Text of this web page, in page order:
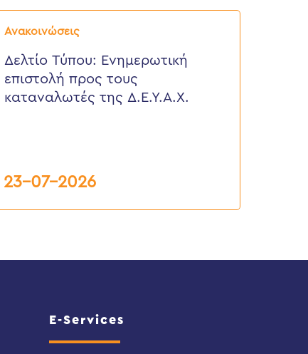
Ανακοινώσεις
Δελτίο Τύπου: Eνημερωτική
επιστολή προς τους
καταναλωτές της Δ.Ε.Υ.Α.Χ.
23-07-2026
E-Services